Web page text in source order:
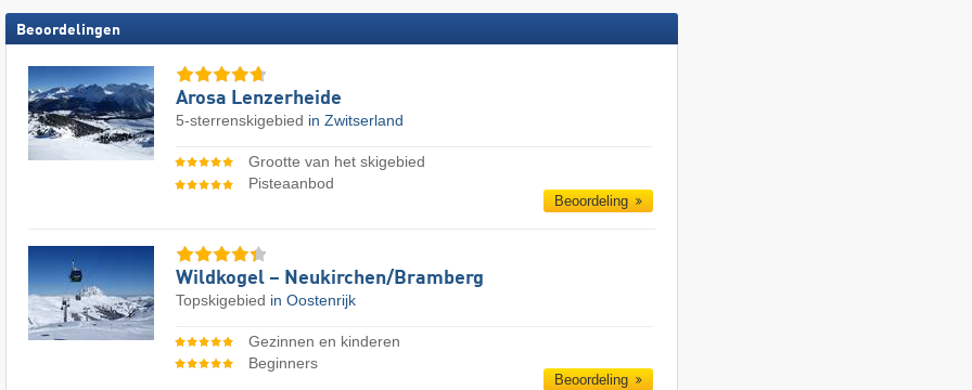
Beoordelingen
Arosa Lenzerheide
5-sterrenskigebied in Zwitserland
Grootte van het skigebied
Pisteaanbod
Beoordeling
Wildkogel – Neukirchen/​Bramberg
Topskigebied in Oostenrijk
Gezinnen en kinderen
Beginners
Beoordeling